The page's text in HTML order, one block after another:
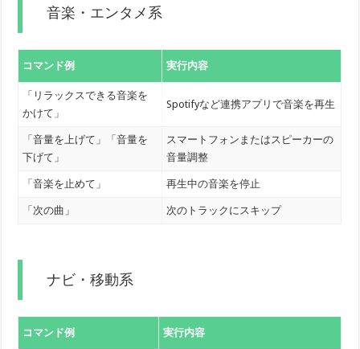
音楽・エンタメ系
コマンド例 実行内容
「リラックスできる音楽を
かけて」
Spotifyなど連携アプリで音楽を再生
「音量を上げて」「音量を
下げて」
スマートフォンまたはスピーカーの
音量調整
「音楽を止めて」 再生中の音楽を停止
「次の曲」 次のトラックにスキップ
ナビ・移動系
コマンド例 実行内容